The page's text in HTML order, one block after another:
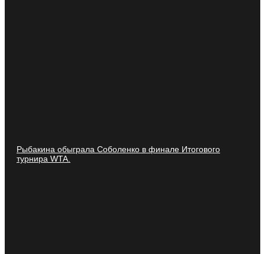
Рыбакина обыграла Соболенко в финале Итогового
турнира WTA.